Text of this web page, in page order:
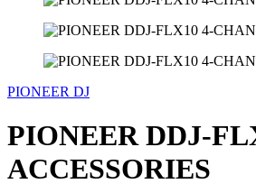
PIONEER DJ
PIONEER DDJ-
ACCESSORIES